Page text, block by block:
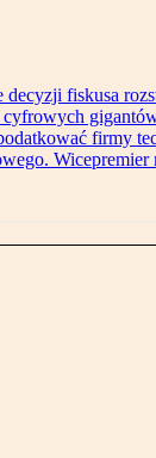
decyzji fiskusa
firmy